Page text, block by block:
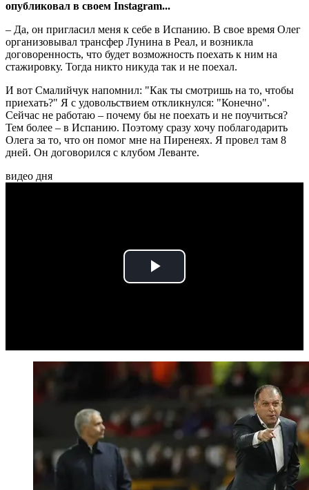
опубликовал в своем Instagram...
– Да, он пригласил меня к себе в Испанию. В свое время Олег
организовывал трансфер Лунина в Реал, и возникла
договоренность, что будет возможность поехать к ним на
стажировку. Тогда никто никуда так и не поехал.
И вот Смалийчук напомнил: "Как ты смотришь на то, чтобы
приехать?" Я с удовольствием откликнулся: "Конечно".
Сейчас не работаю – почему бы не поехать и не поучиться?
Тем более – в Испанию. Поэтому сразу хочу поблагодарить
Олега за то, что он помог мне на Пиренеях. Я провел там 8
дней. Он договорился с клубом Леванте.
видео дня
Play